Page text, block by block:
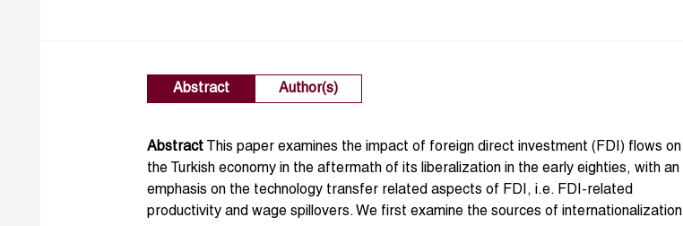
Abstract Author(s)
Abstract This paper examines the impact of foreign direct investment (FDI) flows on
the Turkish economy in the aftermath of its liberalization in the early eighties, with an
emphasis on the technology transfer related aspects of FDI, i.e. FDI-related
productivity and wage spillovers. We first examine the sources of internationalization